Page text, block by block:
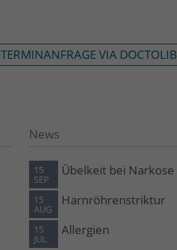
TERMINANFRAGE VIA DOCTOLIB
News
15
SEP
Übelkeit bei Narkose
15
AUG
Harnröhrenstriktur
15
JUL
Allergien